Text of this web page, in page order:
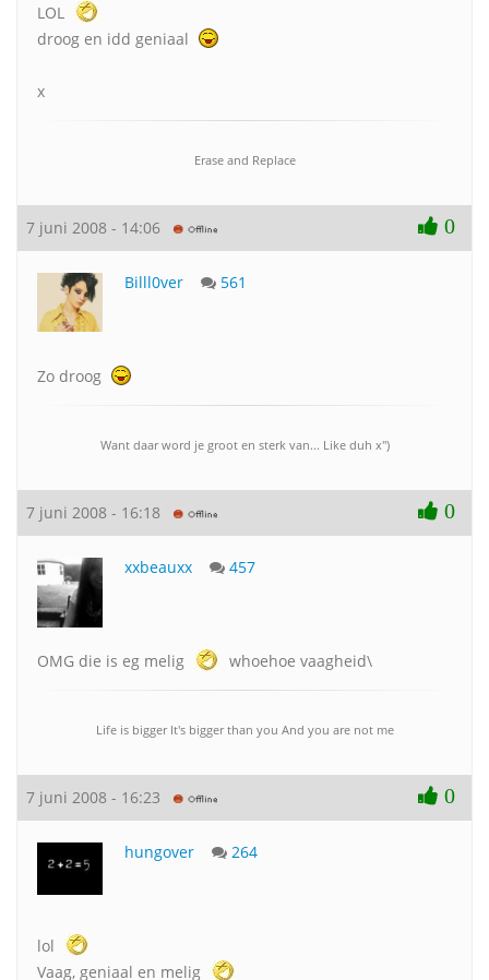
LOL
droog en idd geniaal
x
Erase and Replace
7 juni 2008 - 14:06 0
Billl0ver 561
Zo droog
Want daar word je groot en sterk van... Like duh x'')
7 juni 2008 - 16:18 0
xxbeauxx 457
OMG die is eg melig whoehoe vaagheid\
Life is bigger It's bigger than you And you are not me
7 juni 2008 - 16:23 0
hungover 264
lol
Vaag, geniaal en melig